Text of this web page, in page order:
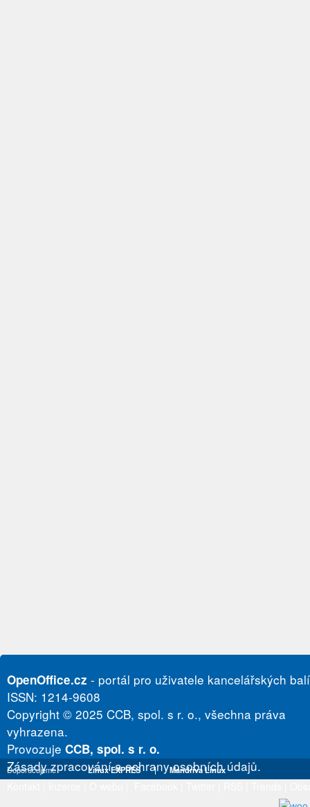
OpenOffice.cz - portál pro uživatele kancelářských
ISSN: 1214-9608
Copyright © 2025 CCB, spol. s r. o., všechna práva
vyhrazena.
Provozuje CCB, spol. s r. o.
Zásady zpracování a ochrany osobních údajů.
Doporučujeme Linux EXPRES | Mandriva Linux